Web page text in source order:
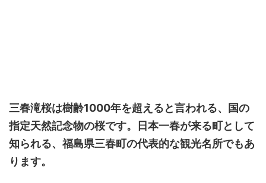
三春滝桜は樹齢1000年を超えると言われる、国の
指定天然記念物の桜です。日本一春が来る町として
知られる、福島県三春町の代表的な観光名所でもあ
ります。